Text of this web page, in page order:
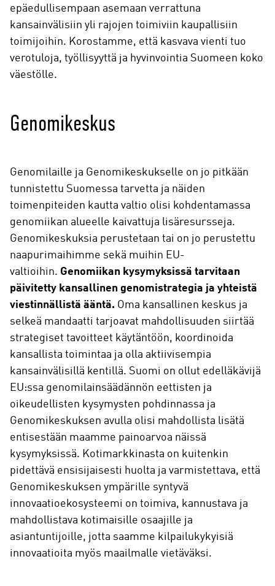
epäedullisempaan asemaan verrattuna
kansainvälisiin yli rajojen toimiviin kaupallisiin
toimijoihin. Korostamme, että kasvava vienti tuo
verotuloja, työllisyyttä ja hyvinvointia Suomeen koko
väestölle.
Genomikeskus
Genomilaille ja Genomikeskukselle on jo pitkään
tunnistettu Suomessa tarvetta ja näiden
toimenpiteiden kautta valtio olisi kohdentamassa
genomiikan alueelle kaivattuja lisäresursseja.
Genomikeskuksia perustetaan tai on jo perustettu
naapurimaihimme sekä muihin EU-
valtioihin. Genomiikan kysymyksissä tarvitaan
päivitetty kansallinen genomistrategia ja yhteistä
viestinnällistä ääntä. Oma kansallinen keskus ja
selkeä mandaatti tarjoavat mahdollisuuden siirtää
strategiset tavoitteet käytäntöön, koordinoida
kansallista toimintaa ja olla aktiivisempia
kansainvälisillä kentillä. Suomi on ollut edelläkävijä
EU:ssa genomilainsäädännön eettisten ja
oikeudellisten kysymysten pohdinnassa ja
Genomikeskuksen avulla olisi mahdollista lisätä
entisestään maamme painoarvoa näissä
kysymyksissä. Kotimarkkinasta on kuitenkin
pidettävä ensisijaisesti huolta ja varmistettava, että
Genomikeskuksen ympärille syntyvä
innovaatioekosysteemi on toimiva, kannustava ja
mahdollistava kotimaisille osaajille ja
asiantuntijoille, jotta saamme kilpailukykyisiä
innovaatioita myös maailmalle vietäväksi.